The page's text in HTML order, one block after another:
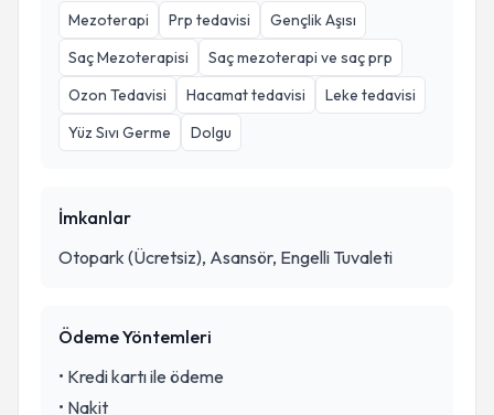
Mezoterapi Prp tedavisi
Gençlik Aşısı
Saç Mezoterapisi
Saç mezoterapi ve saç prp
Ozon Tedavisi
Hacamat tedavisi
Leke tedavisi
Yüz Sıvı Germe
Dolgu
İmkanlar
Otopark (Ücretsiz), Asansör, Engelli Tuvaleti
Ödeme Yöntemleri
• Kredi kartı ile ödeme
• Nakit